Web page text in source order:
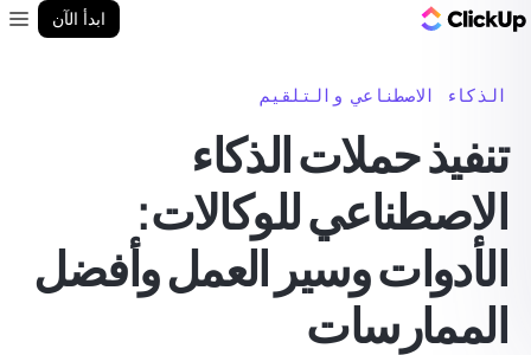
ابدأ الآن
الذكاء الاصطناعي والتلقيم
تنفيذ حملات الذكاء
الاصطناعي للوكالات:
الأدوات وسير العمل وأفضل
الممارسات